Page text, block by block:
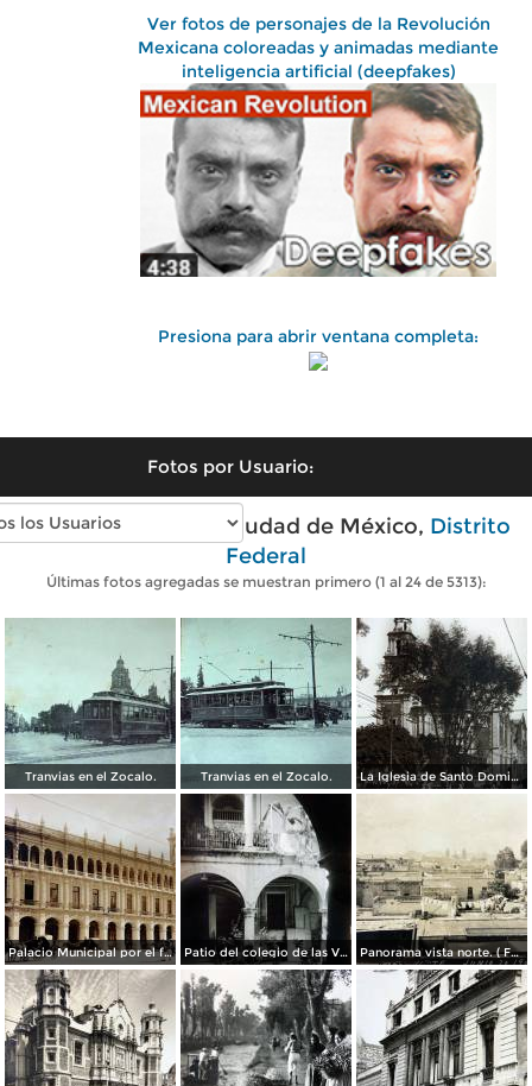
Ver fotos de personajes de la Revolución
Mexicana coloreadas y animadas mediante
inteligencia artificial (deepfakes)
Presiona para abrir ventana completa:
Fotos por Usuario:
Fotos antiguas de Ciudad de México, Distrito
Federal
Últimas fotos agregadas se muestran primero (1 al 24 de 5313):
Tranvias en el Zocalo. Tranvias en el Zocalo. La Iglesia de Santo Domingo.
Palacio Municipal por el fotografo Hugo Brehme.. Patio del colegio de las Vizcainas por el fotografo Hugo Brehme. Panorama vista norte. ( Fechada el 20 de Junio de 1905 ).